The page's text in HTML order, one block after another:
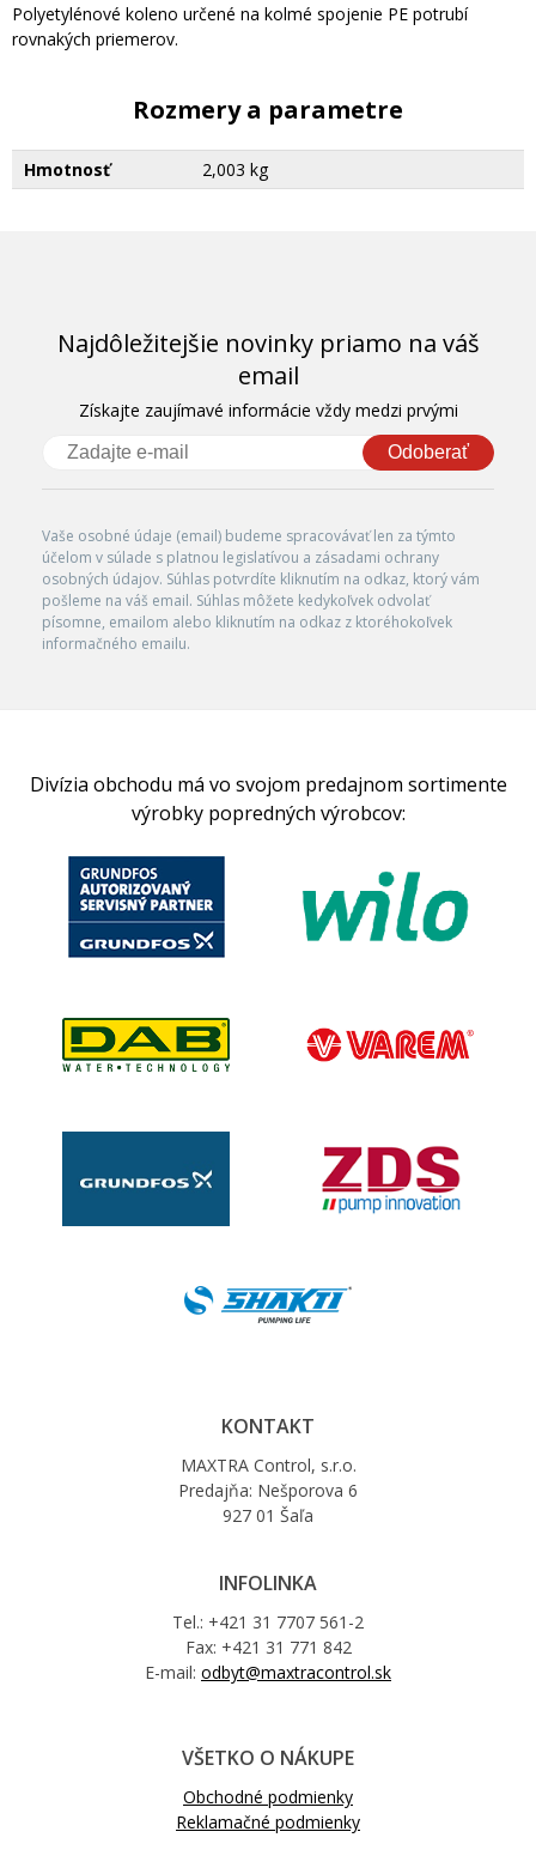
Polyetylénové koleno určené na kolmé spojenie PE potrubí
rovnakých priemerov.
Rozmery a parametre
Hmotnosť 2,003 kg
Najdôležitejšie novinky priamo na váš
email
Získajte zaujímavé informácie vždy medzi prvými
Odoberať
Vaše osobné údaje (email) budeme spracovávať len za týmto
účelom v súlade s platnou legislatívou a zásadami ochrany
osobných údajov. Súhlas potvrdíte kliknutím na odkaz, ktorý vám
pošleme na váš email. Súhlas môžete kedykoľvek odvolať
písomne, emailom alebo kliknutím na odkaz z ktoréhokoľvek
informačného emailu.
Divízia obchodu má vo svojom predajnom sortimente
výrobky popredných výrobcov:
KONTAKT
MAXTRA Control, s.r.o.
Predajňa: Nešporova 6
927 01 Šaľa
INFOLINKA
Tel.: +421 31 7707 561-2
Fax: +421 31 771 842
E-mail: odbyt@maxtracontrol.sk
VŠETKO O NÁKUPE
Obchodné podmienky
Reklamačné podmienky